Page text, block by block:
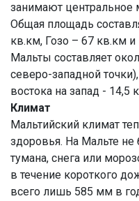
занимают
Общая площадь
кв.км, Гозо – 67 кв.км
Мальты составляет
северо-западной
востока на запад - 14,5
Климат
Мальтийский климат
здоровья. На Мальте
тумана, снега или
в течение короткого
всего лишь 585 мм в